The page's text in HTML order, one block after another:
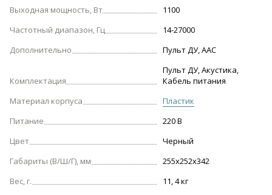
Выходная мощность, Вт
1100
Частотный диапазон, Гц
14-27000
Дополнительно
Пульт ДУ, AAC
Комплектация
Пульт ДУ, Акустика,
Кабель питания
Материал корпуса
Пластик
Питание
220 В
Цвет
Черный
Габариты (В/Ш/Г), мм
255x252x342
Вес, г.
11, 4 кг